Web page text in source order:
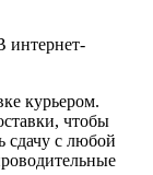
интернет-
курьером.
чтобы
сдачу с любой